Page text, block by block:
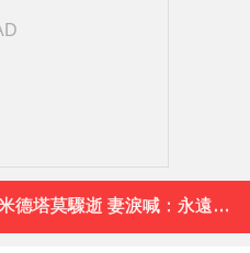
70歲鋼吉他大師湯米德塔莫驟逝 妻淚喊：永遠是我一生摯愛